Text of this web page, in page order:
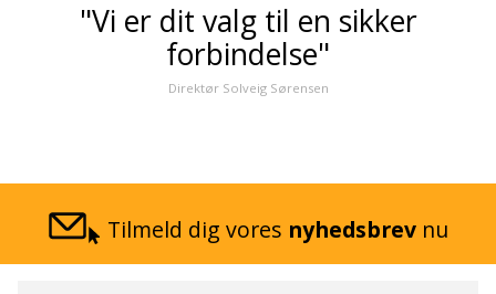
"Vi er dit valg til en sikker
forbindelse"
Direktør Solveig Sørensen
Tilmeld dig vores nyhedsbrev nu